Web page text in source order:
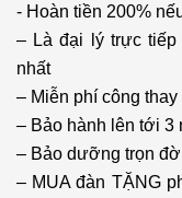
- Hoàn tiền 200%
– Là đại lý trực
nhất
– Miễn phí công
– Bảo hành lên tới 3
– Bảo dưỡng trọn
– MUA đàn TẶNG